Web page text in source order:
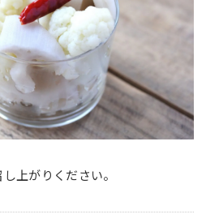
上がりください。